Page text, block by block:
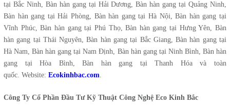
tại Bắc Ninh, Bàn hàn gang tại Hải Dương, Bàn hàn gang tại Quảng Ninh,
Bàn hàn gang tại Hải Phòng, Bàn hàn gang tại Hà Nội, Bàn hàn gang tại
Vĩnh Phúc, Bàn hàn gang tại Phú Thọ, Bàn hàn gang tại Hưng Yên, Bàn
hàn gang tại Thái Nguyên, Bàn hàn gang tại Bắc Giang, Bàn hàn gang tại
Hà Nam, Bàn hàn gang tại Nam Định, Bàn hàn gang tại Ninh Bình, Bàn hàn
gang tại Hòa Bình, Bàn hàn gang tại Thanh Hóa và toàn
quốc. Website: Ecokinhbac.com.
Công Ty Cổ Phần Đầu Tư Kỹ Thuật Công Nghệ Eco Kinh Bắc